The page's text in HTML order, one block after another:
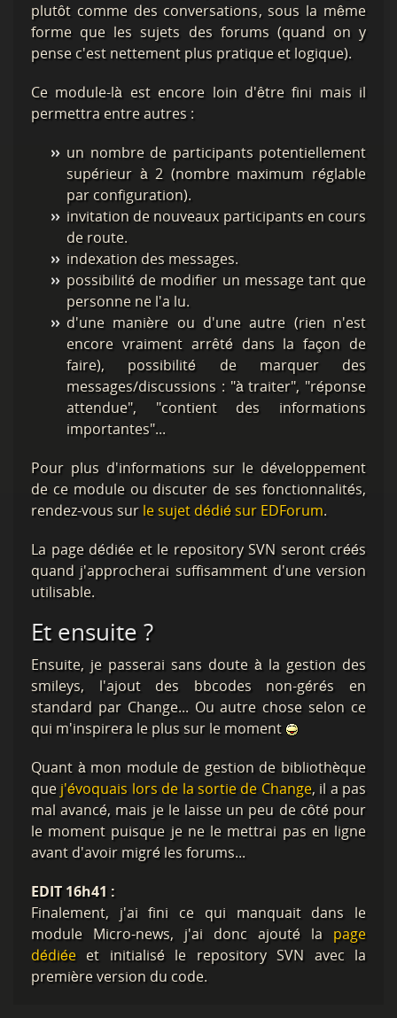
plutôt comme des conversations, sous la même
forme que les sujets des forums (quand on y
pense c'est nettement plus pratique et logique).
Ce module-là est encore loin d'être fini mais il
permettra entre autres :
un nombre de participants potentiellement
supérieur à 2 (nombre maximum réglable
par configuration).
invitation de nouveaux participants en cours
de route.
indexation des messages.
possibilité de modifier un message tant que
personne ne l'a lu.
d'une manière ou d'une autre (rien n'est
encore vraiment arrêté dans la façon de
faire), possibilité de marquer des
messages/discussions : "à traiter", "réponse
attendue", "contient des informations
importantes"...
Pour plus d'informations sur le développement
de ce module ou discuter de ses fonctionnalités,
rendez-vous sur le sujet dédié sur EDForum.
La page dédiée et le repository SVN seront créés
quand j'approcherai suffisamment d'une version
utilisable.
Et ensuite ?
Ensuite, je passerai sans doute à la gestion des
smileys, l'ajout des bbcodes non-gérés en
standard par Change... Ou autre chose selon ce
qui m'inspirera le plus sur le moment
Quant à mon module de gestion de bibliothèque
que j'évoquais lors de la sortie de Change, il a pas
mal avancé, mais je le laisse un peu de côté pour
le moment puisque je ne le mettrai pas en ligne
avant d'avoir migré les forums...
EDIT 16h41 :
Finalement, j'ai fini ce qui manquait dans le
module Micro-news, j'ai donc ajouté la page
dédiée et initialisé le repository SVN avec la
première version du code.